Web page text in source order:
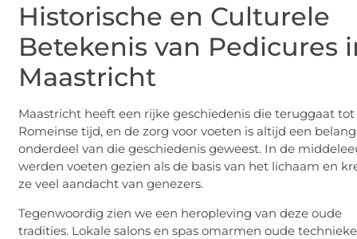
Historische en Culturele
Betekenis van Pedicures
Maastricht
Maastricht heeft een rijke geschiedenis die teruggaat
Romeinse tijd, en de zorg voor voeten is altijd een
onderdeel van die geschiedenis geweest. In de
werden voeten gezien als de basis van het lichaam en
ze veel aandacht van genezers.
Tegenwoordig zien we een heropleving van deze oude
tradities. Lokale salons en spas omarmen oude